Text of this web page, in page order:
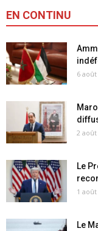
EN CONTINU
6
2 août
Le
1
Le